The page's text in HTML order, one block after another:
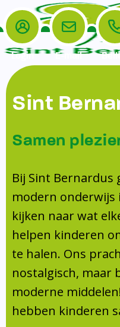
Home
De School
Veiligheidsplan
Onderwijs
Leerlingenraad
Leerlingenzorg
Centrum Jeugd
Schoollogopedie
Schooltijden
Absentie
Vakanties
Aanmelden
Het Team
Ouders
Ouders
Ouderraad (OR)
Formulieren
Klachtenregeling
Contact
Login E-mail
Sint
Samen
Bij Sint Bernardus
modern onderwijs
kijken naar wat
helpen kinderen
te halen. Ons
nostalgisch, maar
moderne
hebben kinderen